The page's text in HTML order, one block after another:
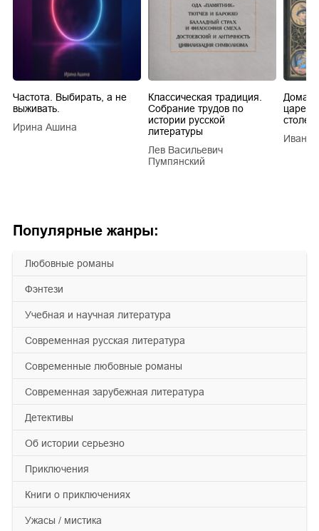
Популярные жанры:
любовные романы
фэнтези
учебная и научная литература
современная русская литература
современные любовные романы
современная зарубежная литература
детективы
об истории серьезно
приключения
книги о приключениях
ужасы / мистика
Частота. Выбирать, а не
выживать.
Ирина Ашина
Классическая традиция.
Собрание трудов по
истории русской
литературы
Лев Васильевич
Пумпянский
царей
Иван